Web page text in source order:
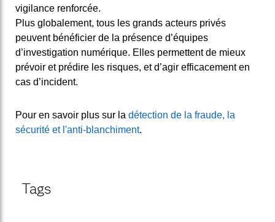
vigilance renforcée.
Plus globalement, tous les grands acteurs privés
peuvent bénéficier de la présence d’équipes
d’investigation numérique. Elles permettent de mieux
prévoir et prédire les risques, et d’agir efficacement en
cas d’incident.
Pour en savoir plus sur la détection de la fraude, la
sécurité et l'anti-blanchiment.
Tags